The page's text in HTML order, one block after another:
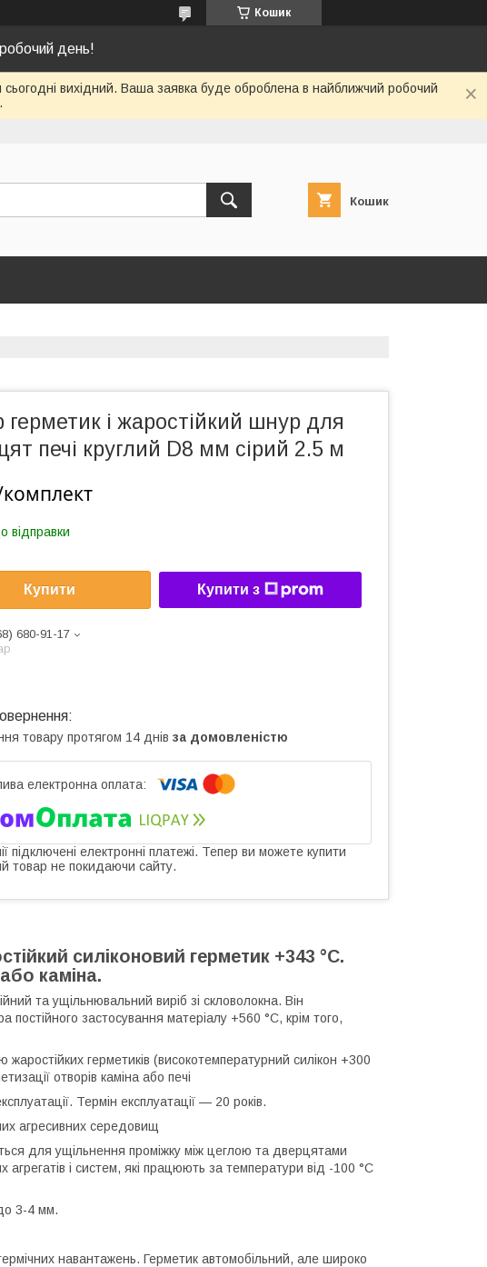
Кошик
день!
вихідний. Ваша заявка буде оброблена в найближчий робочий
Кошик
герметик і жаростійкий шнур для
печі круглий D8 мм сірий 2.5 м
відправки
Купити Купити з
680-91-17
товару протягом 14 днів за домовленістю
підключені електронні платежі. Тепер ви можете купити
товар не покидаючи сайту.
силіконовий герметик +343 °C.
каміна.
та ущільнювальний виріб зі скловолокна. Він
постійного застосування матеріалу +560 °C, крім того,
герметиків (високотемпературний силікон +300
отворів каміна або печі
Термін експлуатації — 20 років.
агресивних середовищ
для ущільнення проміжку між цеглою та дверцятами
агрегатів і систем, які працюють за температури від -100 °C
3-4 мм.
навантажень. Герметик автомобільний, але широко